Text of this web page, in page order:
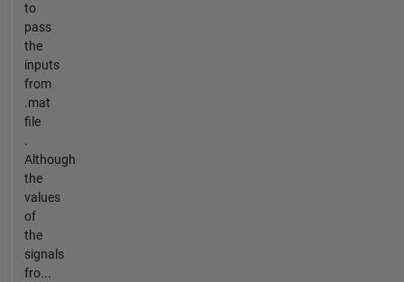
to
pass
the
inputs
from
.mat
file
.
Although
the
values
of
the
signals
fro...